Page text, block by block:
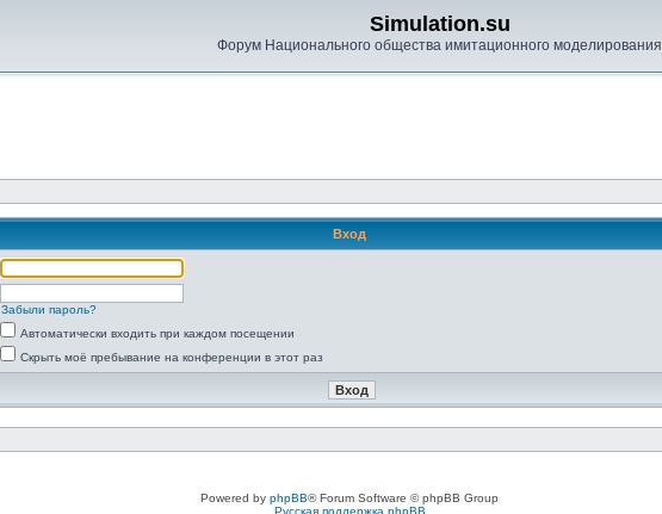
Simulation.su
Форум Национального общества имитационного моделирования
Вход
Забыли пароль?
Автоматически входить при каждом посещении
Скрыть моё пребывание на конференции в этот раз
Powered by phpBB® Forum Software © phpBB Group
Русская поддержка phpBB